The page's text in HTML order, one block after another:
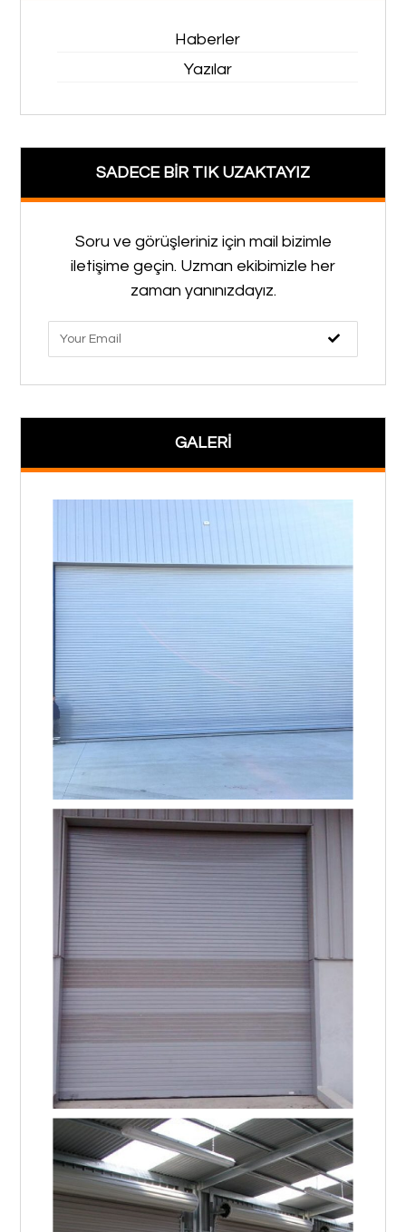
Haberler
Yazılar
SADECE BİR TIK UZAKTAYIZ
Soru ve görüşleriniz için mail bizimle
iletişime geçin. Uzman ekibimizle her
zaman yanınızdayız.
GALERİ